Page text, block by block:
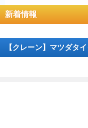
新着情報
【クレーン】マツダタ